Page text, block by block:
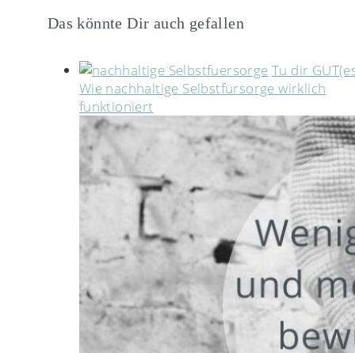
Das könnte Dir auch gefallen
Tu dir
Wie nachhaltige Selbstfürsorge wirklich
funktioniert